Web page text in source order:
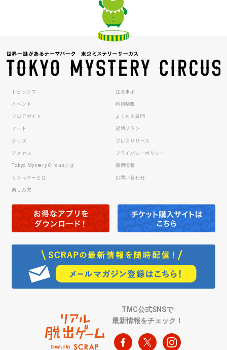
トピックス
イベント
フロアガイド
フード
グッズ
アクセス
Tokyo Mystery Circusとは
くまっキーとは
楽しみ方
注意事項
利用制限
よくある質問
貸切プラン
プレスリリース
プライバシーポリシー
採用情報
お問い合わせ
TMC公式SNSで
最新情報をチェック！